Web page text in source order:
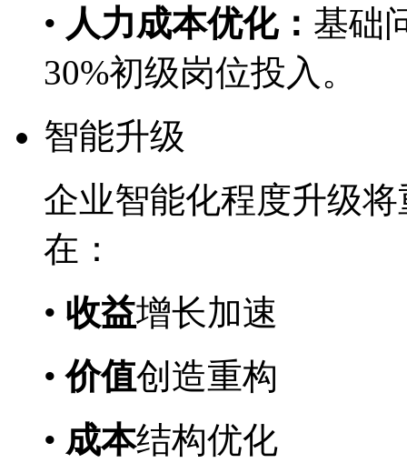
• 人力成本优化： 基础
30%初级岗位投入。
智能升级
企业智能化程度升级将
在：
• 收益增长加速
•价值创造重构
• 成本结构优化